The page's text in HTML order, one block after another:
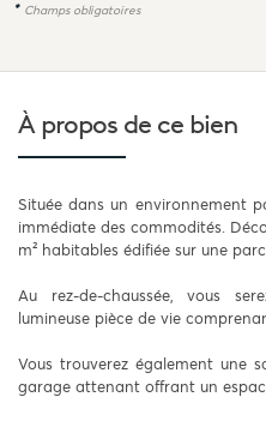
* Champs obligatoires
À propos de ce bien
Située dans un environnement
immédiate des commodités.
m² habitables édifiée sur une
Au rez-de-chaussée, vous
lumineuse pièce de vie
Vous trouverez également une
garage attenant offrant un